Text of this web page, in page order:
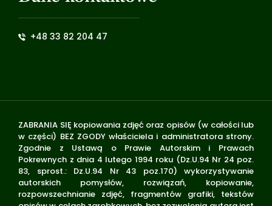
+48 33 82 204 47
ZABRANIA SIĘ kopiowania zdjęć oraz opisów (w całości lub
w części) BEZ ZGODY właściciela i administratora strony.
Zgodnie z Ustawą o Prawie Autorskim i Prawach
Pokrewnych z dnia 4 lutego 1994 roku (Dz.U.94 Nr 24 poz.
83, sprost.: Dz.U.94 Nr 43 poz.170) wykorzystywanie
autorskich pomysłów, rozwiązań, kopiowanie,
rozpowszechnianie zdjęć, fragmentów grafiki, tekstów